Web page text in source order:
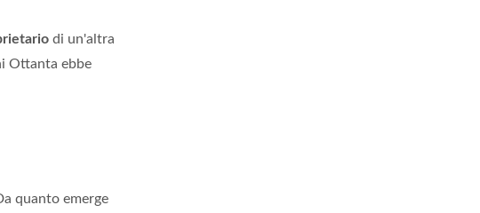
di un'altra
Ottanta ebbe
quanto emerge